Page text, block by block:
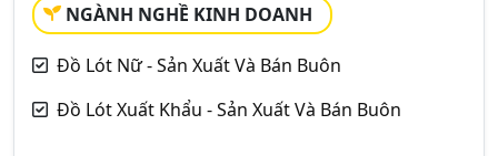
NGÀNH NGHỀ KINH DOANH
Đồ Lót Nữ - Sản Xuất Và Bán Buôn
Đồ Lót Xuất Khẩu - Sản Xuất Và Bán Buôn